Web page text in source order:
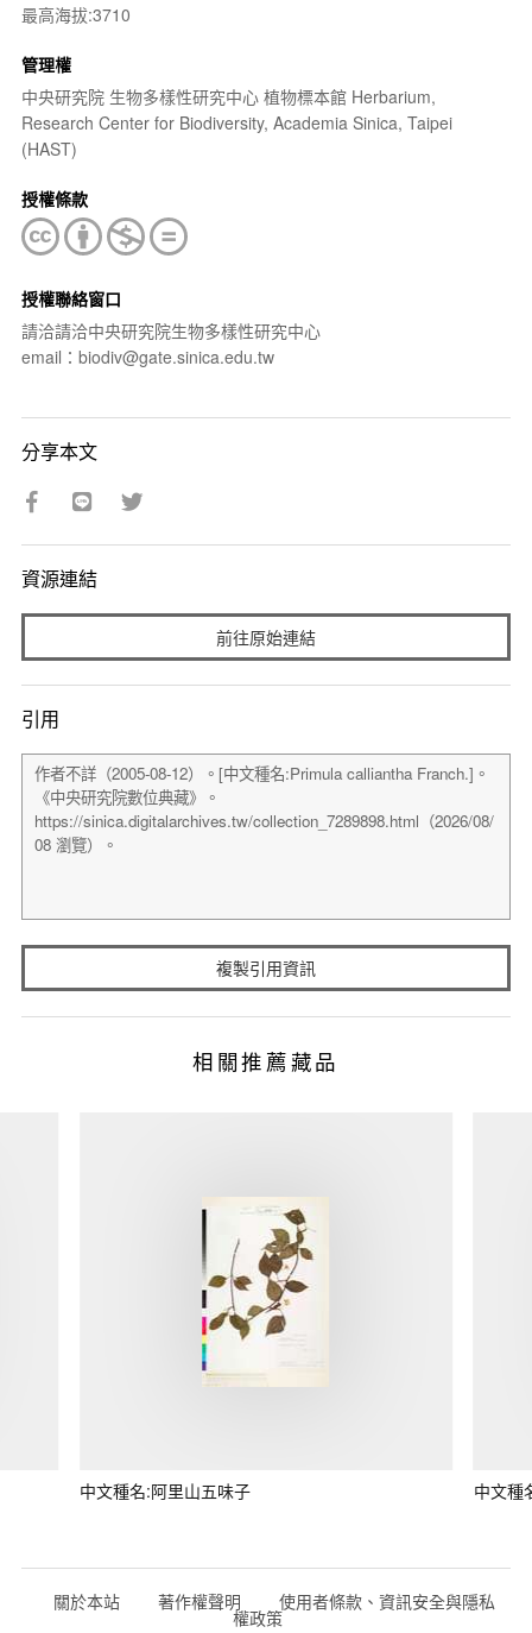
最高海拔:3710
管理權
中央研究院 生物多樣性研究中心 植物標本館 Herbarium,
Research Center for Biodiversity, Academia Sinica, Taipei
(HAST)
授權條款
授權聯絡窗口
請洽請洽中央研究院生物多樣性研究中心
email：biodiv@gate.sinica.edu.tw
分享本文
資源連結
前往原始連結
引用
複製引用資訊
相關推薦藏品
中文種名:阿里山五味子 中文種
關於本站 著作權聲明 使用者條款、資訊安全與隱私
權政策